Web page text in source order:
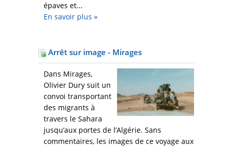
épaves et...
En savoir plus »
Arrêt sur image - Mirages
Dans Mirages,
Olivier Dury suit un
convoi transportant
des migrants à
travers le Sahara
jusqu’aux portes de l’Algérie. Sans
commentaires, les images de ce voyage aux